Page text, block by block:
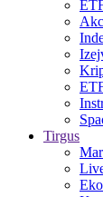
Tirgus